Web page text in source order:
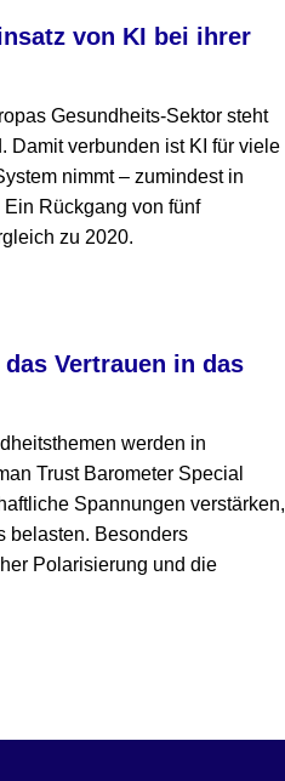
von KI bei ihrer
Gesundheits-Sektor steht
Damit verbunden ist KI für viele
nimmt – zumindest in
Rückgang von fünf
zu 2020.
Vertrauen in das
werden in
Trust Barometer Special
Spannungen verstärken,
belasten. Besonders
Polarisierung und die